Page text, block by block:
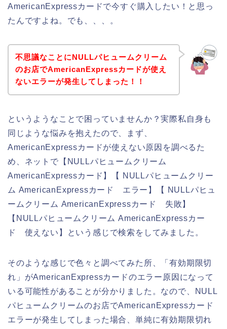
AmericanExpressカードで今すぐ購入したい！と思っ
たんですよね。でも、、、。
不思議なことにNULLパヒュームクリーム
のお店でAmericanExpressカードが使え
ないエラーが発生してしまった！！
というようなことで困っていませんか？実際私自身も
同じような悩みを抱えたので、まず、
AmericanExpressカードが使えない原因を調べるた
め、ネットで【NULLパヒュームクリーム
AmericanExpressカード】【 NULLパヒュームクリー
ム AmericanExpressカード エラー】【 NULLパヒュ
ームクリーム AmericanExpressカード 失敗】
【NULLパヒュームクリーム AmericanExpressカー
ド 使えない】という感じで検索をしてみました。
そのような感じで色々と調べてみた所、「有効期限切
れ」がAmericanExpressカードのエラー原因になって
いる可能性があることが分かりました。なので、NULL
パヒュームクリームのお店でAmericanExpressカード
エラーが発生してしまった場合、単純に有効期限切れ